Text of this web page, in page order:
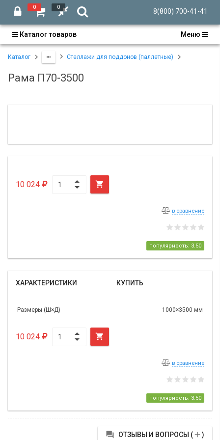
0 0
8(800) 700-41-41
Каталог товаров Меню
Каталог Стеллажи для поддонов (паллетные)
Рама П70-3500
10 024 
в сравнение
популярность: 3.50
ХАРАКТЕРИСТИКИ КУПИТЬ
Размеры (Ш×Д) 1000×3500 мм
10 024 
в сравнение
популярность: 3.50
 ОТЗЫВЫ И ВОПРОСЫ ()